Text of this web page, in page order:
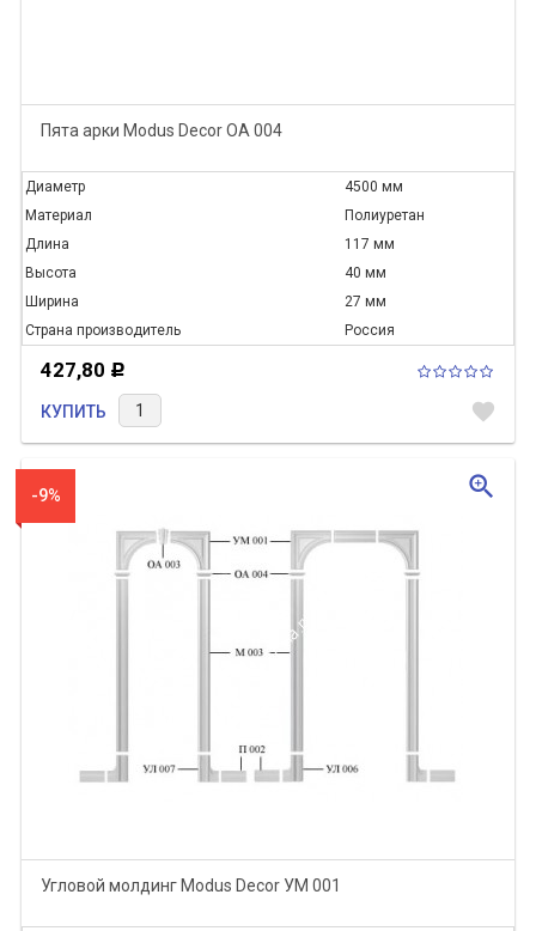
Пята арки Modus Decor ОА 004
Диаметр
4500 мм
Материал
Полиуретан
Длина
117 мм
Высота
40 мм
Ширина
27 мм
Страна производитель
Россия
427,80 Р
КУПИТЬ favorite
-9%
Угловой молдинг Modus Decor УМ 001
zoom_in